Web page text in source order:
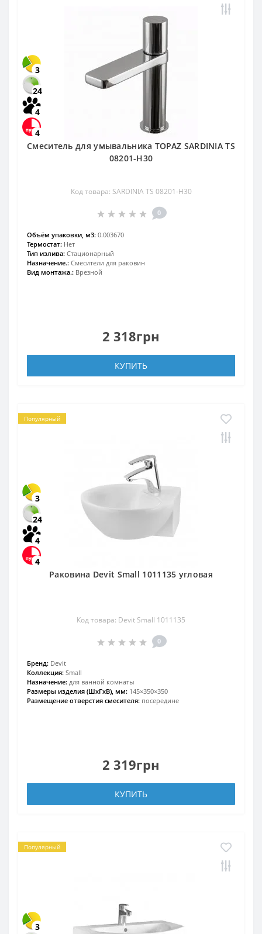
3
24
4
4
Смеситель для умывальника TOPAZ SARDINIA TS
08201-H30
Код товара: SARDINIA TS 08201-H30
0
Объём упаковки, м3: 0.003670
Термостат: Нет
Тип излива: Стационарный
Назначение.: Смесители для раковин
Вид монтажа.: Врезной
2 318грн
КУПИТЬ
Популярный
3
24
4
4
Раковина Devit Small 1011135 угловая
Код товара: Devit Small 1011135
0
Бренд: Devit
Коллекция: Small
Назначение: для ванной комнаты
Размеры изделия (ШхГхВ), мм: 145×350×350
Размещение отверстия смесителя: посередине
2 319грн
КУПИТЬ
Популярный
3